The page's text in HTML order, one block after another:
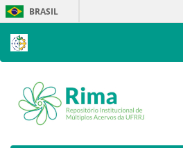
Skip
navigation
BRASIL